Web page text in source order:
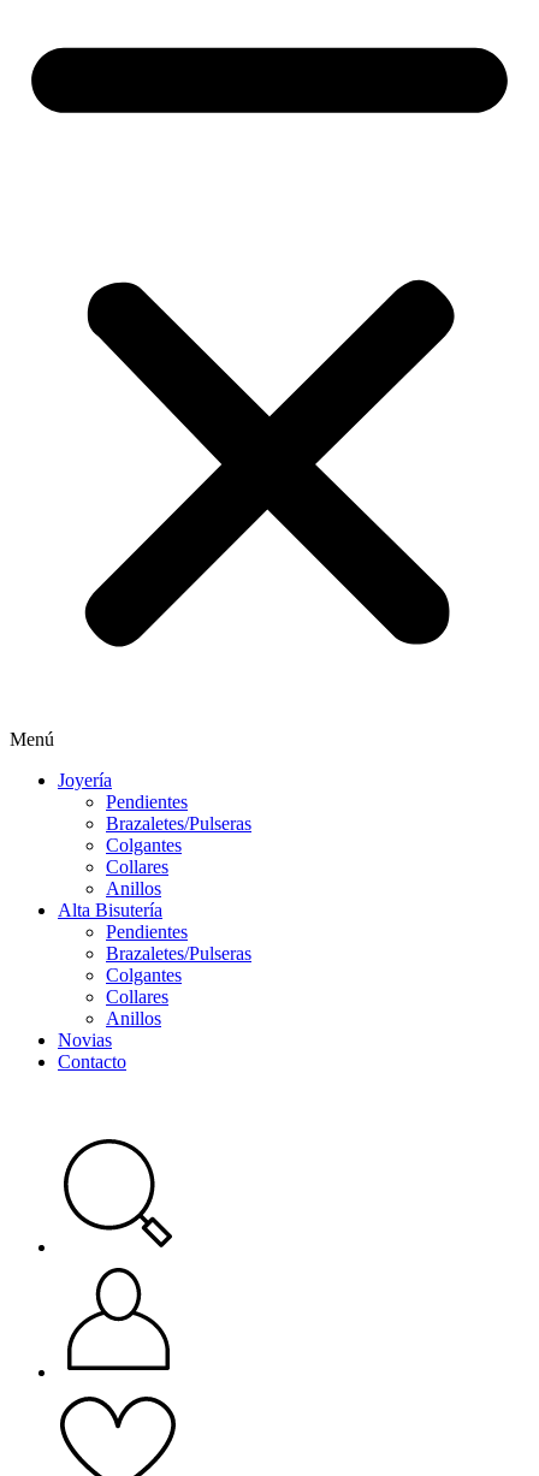
Menú
Joyería
Pendientes
Brazaletes/Pulseras
Colgantes
Collares
Anillos
Alta Bisutería
Pendientes
Brazaletes/Pulseras
Colgantes
Collares
Anillos
Novias
Contacto